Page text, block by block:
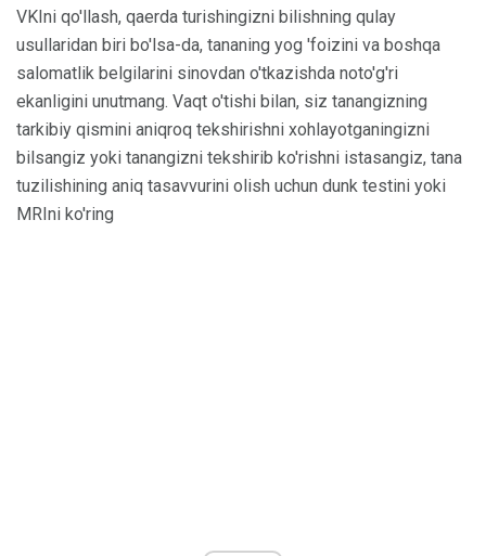
VKIni qo'llash, qaerda turishingizni bilishning qulay
usullaridan biri bo'lsa-da, tananing yog 'foizini va boshqa
salomatlik belgilarini sinovdan o'tkazishda noto'g'ri
ekanligini unutmang. Vaqt o'tishi bilan, siz tanangizning
tarkibiy qismini aniqroq tekshirishni xohlayotganingizni
bilsangiz yoki tanangizni tekshirib ko'rishni istasangiz, tana
tuzilishining aniq tasavvurini olish uchun dunk testini yoki
MRIni ko'ring